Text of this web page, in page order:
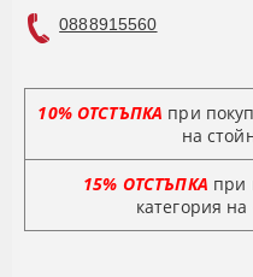
0888915560
10% ОТСТЪПКА при
на
15% ОТСТЪПКА при
категория на